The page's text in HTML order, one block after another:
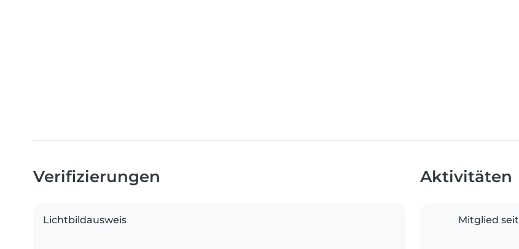
Verifizierungen
Lichtbildausweis
Aktivitäten
Mitglied seit